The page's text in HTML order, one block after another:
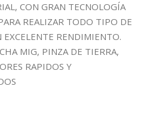
CON GRAN TECNOLOGÍA
REALIZAR TODO TIPO DE
EXCELENTE RENDIMIENTO.
MIG, PINZA DE TIERRA,
RAPIDOS Y